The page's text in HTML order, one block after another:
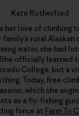
Kate Rutherford
her love of climbing
rural Alaskan
water, she had
officially learned
College, but a
Today, free
which she
as a fly-fishing
force at Farm To